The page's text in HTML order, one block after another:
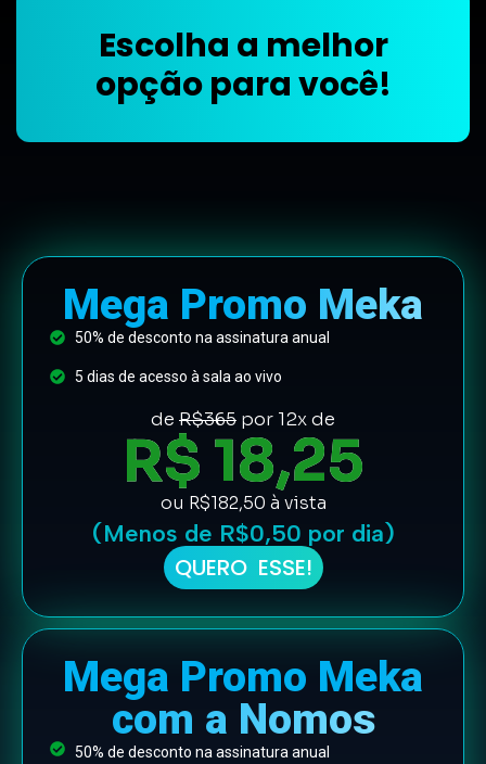
Escolha a melhor
opção para você!
Mega Promo Meka
50% de desconto na assinatura anual
5 dias de acesso à sala ao vivo
de R$365 por 12x de
R$ 18,25
ou R$182,50 à vista
(Menos de R$0,50 por dia)
QUERO ESSE!
Mega Promo Meka
com a Nomos
50% de desconto na assinatura anual